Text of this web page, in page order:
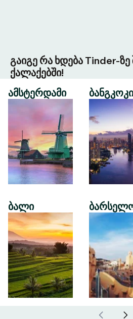
გაიგე რა ხდება Tinder-
ქალაქებში!
ამსტერდამი
ბალი
ბანგკოკი